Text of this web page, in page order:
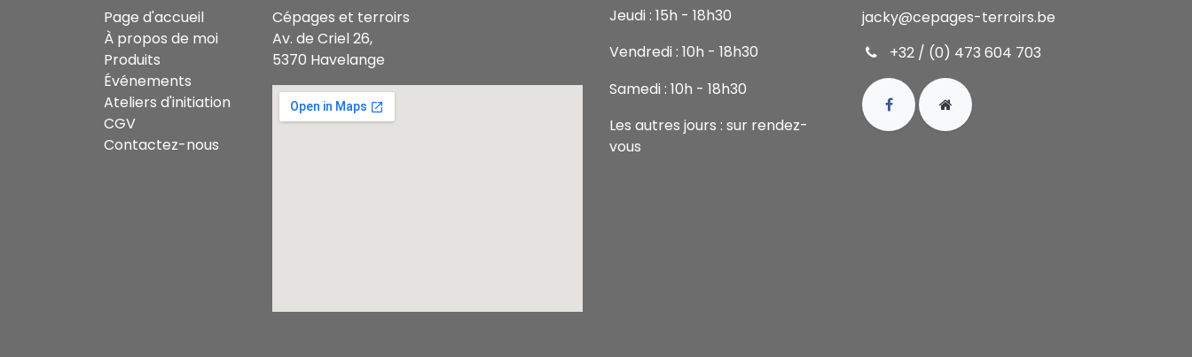
Page d'accueil
À propos de moi
Produits
Événements
Ateliers d'initiation
CGV
Contactez-nous
Cépages et terroirs
Av. de Criel 26,
5370 Havelange
Jeudi : 15h - 18h30
Vendredi : 10h - 18h30
Samedi : 10h - 18h30
Les autres jours : sur rendez-
vous
jacky@cepages-terroirs.be
+32 / (0) 473 604 703